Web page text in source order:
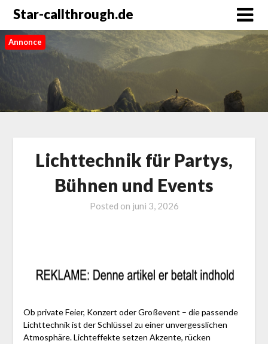
Star-callthrough.de
Annonce
Lichttechnik für Partys,
Bühnen und Events
Posted on juni 3, 2026
Ob private Feier, Konzert oder Großevent – die passende
Lichttechnik ist der Schlüssel zu einer unvergesslichen
Atmosphäre. Lichteffekte setzen Akzente, rücken